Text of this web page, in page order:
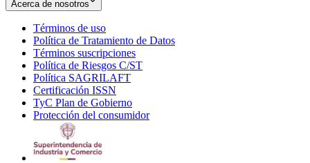
Acerca de nosotros
Términos de uso
in
new
window
Política de Tratamiento de Datos
Términos suscripciones
in
Política de Riesgos C/ST
Política SAGRILAFT
new
window
Certificación ISSN
in
new
TyC Plan de Gobierno
in
Protección del consumidorOpens